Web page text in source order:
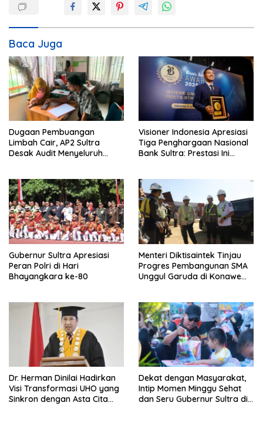
i
p
o
s
Baca Juga
Dugaan Pembuangan
Limbah Cair, AP2 Sultra
Desak Audit Menyeluruh
Hukum
Visioner Indonesia Apresiasi
Tiga Penghargaan Nasional
Bank Sultra: Prestasi Ini
Andri Permana
Gubernur Sultra Apresiasi
Peran Polri di Hari
Bhayangkara ke-80
Menteri Diktisaintek Tinjau
Progres Pembangunan SMA
Unggul Garuda di Konawe
Dr. Herman Dinilai Hadirkan
Visi Transformasi UHO yang
Sinkron dengan Asta Cita
Dekat dengan Masyarakat,
Intip Momen Minggu Sehat
dan Seru Gubernur Sultra di